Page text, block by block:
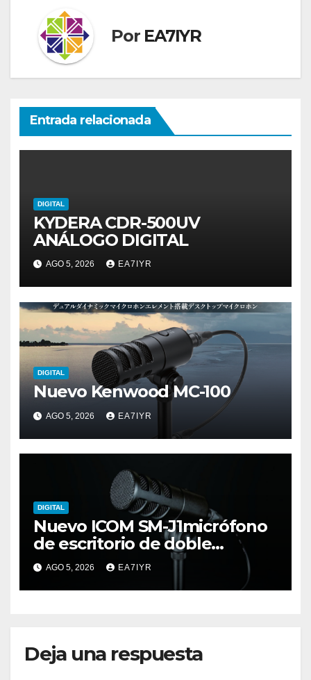
Por EA7IYR
Entrada relacionada
DIGITAL
KYDERA CDR-500UV
ANÁLOGO DIGITAL
AGO 5, 2026 EA7IYR
DIGITAL
Nuevo Kenwood MC-100
AGO 5, 2026 EA7IYR
DIGITAL
Nuevo ICOM SM-J1micrófono
de escritorio de doble
elemento premium
AGO 5, 2026 EA7IYR
Deja una respuesta